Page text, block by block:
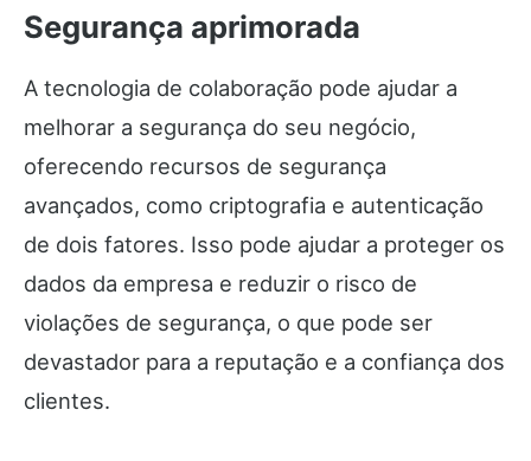
Segurança aprimorada
A tecnologia de colaboração pode ajudar a
melhorar a segurança do seu negócio,
oferecendo recursos de segurança
avançados, como criptografia e autenticação
de dois fatores. Isso pode ajudar a proteger os
dados da empresa e reduzir o risco de
violações de segurança, o que pode ser
devastador para a reputação e a confiança dos
clientes.